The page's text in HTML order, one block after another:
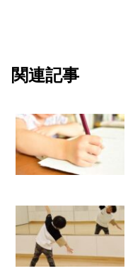
関連記事